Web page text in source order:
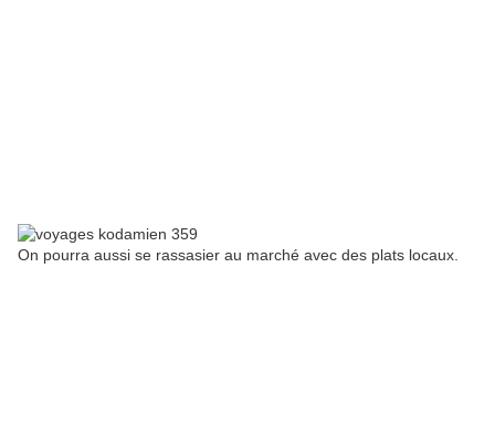
On pourra aussi se rassasier au marché avec des plats locaux.